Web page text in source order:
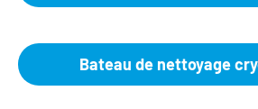
Bateau de nettoyage